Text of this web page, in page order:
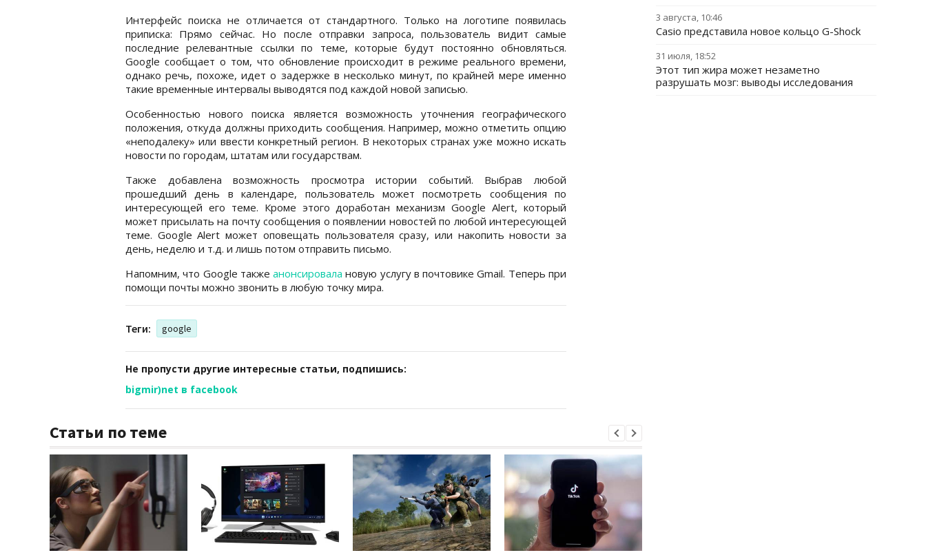
Интерфейс поиска не отличается от стандартного. Только на логотипе появилась
приписка: Прямо сейчас. Но после отправки запроса, пользователь видит самые
последние релевантные ссылки по теме, которые будут постоянно обновляться.
Google сообщает о том, что обновление происходит в режиме реального времени,
однако речь, похоже, идет о задержке в несколько минут, по крайней мере именно
такие временные интервалы выводятся под каждой новой записью.
Особенностью нового поиска является возможность уточнения географического
положения, откуда должны приходить сообщения. Например, можно отметить опцию
«неподалеку» или ввести конкретный регион. В некоторых странах уже можно искать
новости по городам, штатам или государствам.
Также добавлена возможность просмотра истории событий. Выбрав любой
прошедший день в календаре, пользователь может посмотреть сообщения по
интересующей его теме. Кроме этого доработан механизм Google Alert, который
может присылать на почту сообщения о появлении новостей по любой интересующей
теме. Google Alert может оповещать пользователя сразу, или накопить новости за
день, неделю и т.д. и лишь потом отправить письмо.
Напомним, что Google такжеанонсировала новую услугу в почтовике Gmail. Теперь при
помощи почты можно звонить в любую точку мира.
Теги: google
Не пропусти другие интересные статьи, подпишись:
bigmir)net в facebook
Статьи по теме
3 августа, 10:46
Casio представила новое кольцо G-Shock
31 июля, 18:52
Этот тип жира может незаметно
разрушать мозг: выводы исследования